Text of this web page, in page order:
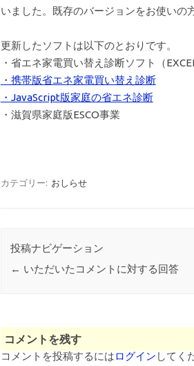
いました。既存のバージョンをお使いの
更新したソフトは以下のとおりです。
・省エネ家電買い替え診断ソフト（
・携帯版省エネ家電買い替え診断
・JavaScript版家庭の省エネ診断
・滋賀県家庭版ESCO事業
カテゴリー: おしらせ
投稿ナビゲーション
← いただいたコメントに対する回答
コメントを残す
コメントを投稿するにはログイン してく